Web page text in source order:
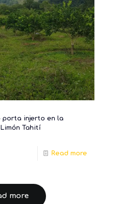
porta injerto en la
Tahití
Read more
more